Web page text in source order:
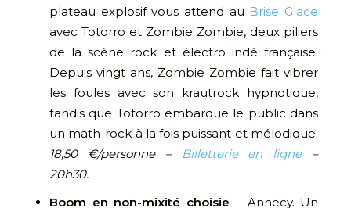
plateau explosif vous attend au Brise Glace
avec Totorro et Zombie Zombie, deux piliers
de la scène rock et électro indé française.
Depuis vingt ans, Zombie Zombie fait vibrer
les foules avec son krautrock hypnotique,
tandis que Totorro embarque le public dans
un math-rock à la fois puissant et mélodique.
18,50 €/personne – Billetterie en ligne–
20h30.
Boom en non-mixité choisie – Annecy. Un